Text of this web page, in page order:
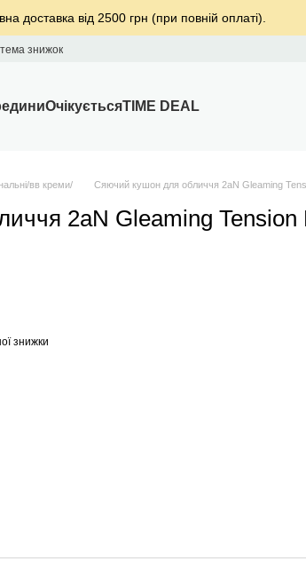
доставка від 2500 грн (при повній оплаті).
знижок
ОчікуєтьсяTIME DEAL
вв креми/ Сяючий кушон для обличчя 2aN Gleaming
2aN Gleaming Tension
знижки